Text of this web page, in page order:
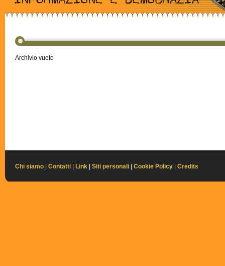
Archivio vuoto
Chi siamo Contatti Link Siti personali Cookie Policy Credits